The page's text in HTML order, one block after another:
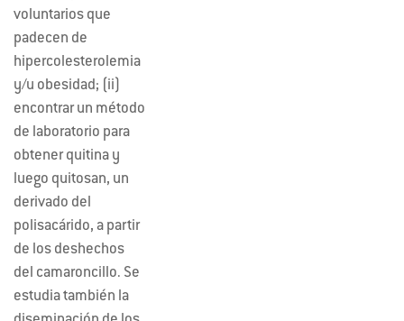
voluntarios que
padecen de
hipercolesterolemia
y/u obesidad; (ii)
encontrar un método
de laboratorio para
obtener quitina y
luego quitosan, un
derivado del
polisacárido, a partir
de los deshechos
del camaroncillo. Se
estudia también la